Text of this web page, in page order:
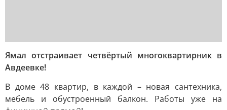
Ямал отстраивает четвёртый многоквартирник в
Авдеевке!
В доме 48 квартир, в каждой – новая сантехника,
мебель и обустроенный балкон. Работы уже на